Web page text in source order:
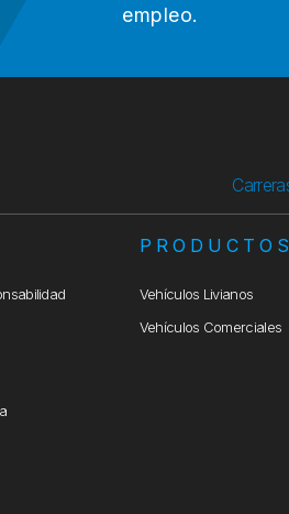
empleo.
PRODUCTOS
Vehículos Livianos
Vehículos Comerciales